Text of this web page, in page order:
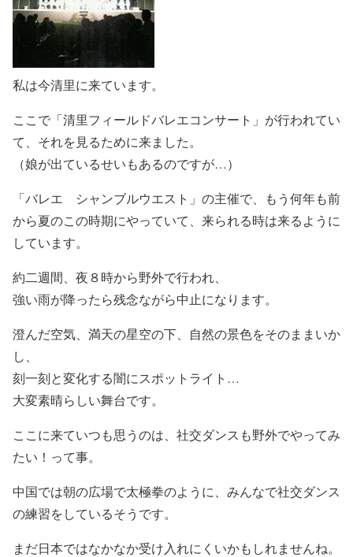
私は今清里に来ています。
ここで「清里フィールドバレエコンサート」が行われてい
て、それを見るために来ました。
（娘が出ているせいもあるのですが…）
「バレエ シャンブルウエスト」の主催で、もう何年も前
から夏のこの時期にやっていて、来られる時は来るように
しています。
約二週間、夜８時から野外で行われ、
強い雨が降ったら残念ながら中止になります。
澄んだ空気、満天の星空の下、自然の景色をそのままいか
し、
刻一刻と変化する闇にスポットライト…
大変素晴らしい舞台です。
ここに来ていつも思うのは、社交ダンスも野外でやってみ
たい！って事。
中国では朝の広場で太極拳のように、みんなで社交ダンス
の練習をしているそうです。
まだ日本ではなかなか受け入れにくいかもしれませんね。